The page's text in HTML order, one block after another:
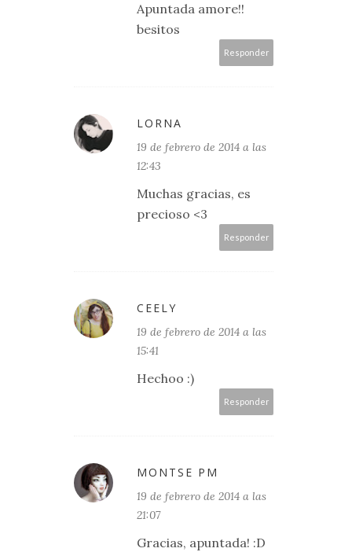
Apuntada amore!!
besitos
Responder
LORNA
19 de febrero de 2014 a las
12:43
Muchas gracias, es
precioso <3
Responder
CEELY
19 de febrero de 2014 a las
15:41
Hechoo :)
Responder
MONTSE PM
19 de febrero de 2014 a las
21:07
Gracias, apuntada! :D